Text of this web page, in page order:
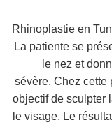
Rhinoplastie en
La patiente se
le nez et
sévère. Chez cette
objectif de sculpter
le visage. Le